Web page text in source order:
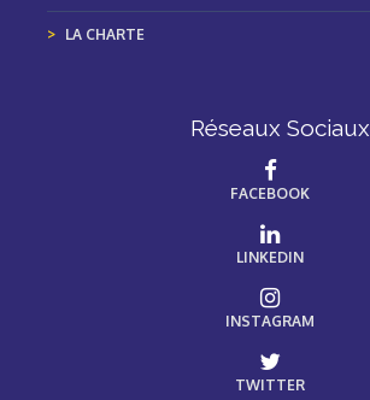
LA CHARTE
Réseaux Sociaux
FACEBOOK
LINKEDIN
INSTAGRAM
TWITTER